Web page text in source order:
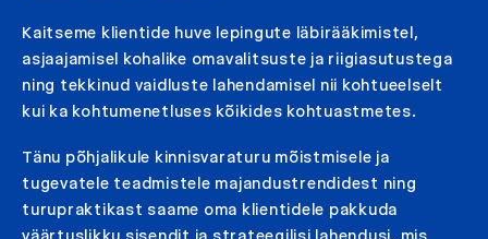
Kaitseme klientide huve lepingute läbirääkimistel,
asjaajamisel kohalike omavalitsuste ja riigiasutustega
ning tekkinud vaidluste lahendamisel nii kohtueelselt
kui ka kohtumenetluses kõikides kohtuastmetes.
Tänu põhjalikule kinnisvaraturu mõistmisele ja
tugevatele teadmistele majandustrendidest ning
turupraktikast saame oma klientidele pakkuda